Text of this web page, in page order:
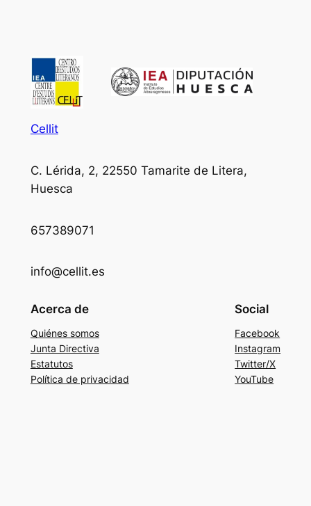
Cellit
C. Lérida, 2, 22550 Tamarite de Litera,
Huesca
657389071
info@cellit.es
Acerca de
Quiénes somos
Junta Directiva
Estatutos
Política de privacidad
Social
Facebook
Instagram
Twitter/X
YouTube